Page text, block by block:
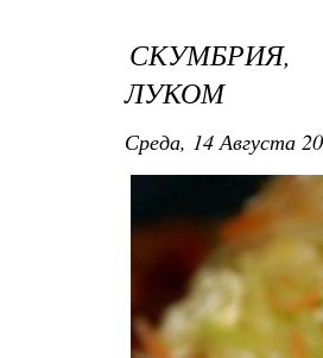
ЛУКОМ
Среда, 14 Августа